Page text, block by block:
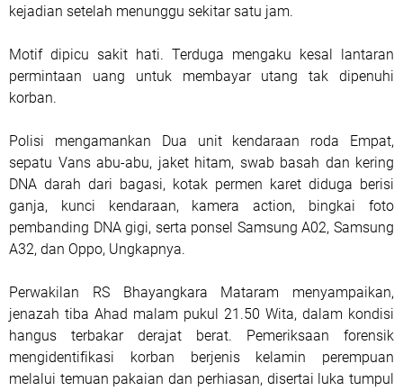
kejadian setelah menunggu sekitar satu jam.
Motif dipicu sakit hati. Terduga mengaku kesal lantaran
permintaan uang untuk membayar utang tak dipenuhi
korban.
Polisi mengamankan Dua unit kendaraan roda Empat,
sepatu Vans abu-abu, jaket hitam, swab basah dan kering
DNA darah dari bagasi, kotak permen karet diduga berisi
ganja, kunci kendaraan, kamera action, bingkai foto
pembanding DNA gigi, serta ponsel Samsung A02, Samsung
A32, dan Oppo, Ungkapnya.
Perwakilan RS Bhayangkara Mataram menyampaikan,
jenazah tiba Ahad malam pukul 21.50 Wita, dalam kondisi
hangus terbakar derajat berat. Pemeriksaan forensik
mengidentifikasi korban berjenis kelamin perempuan
melalui temuan pakaian dan perhiasan, disertai luka tumpul